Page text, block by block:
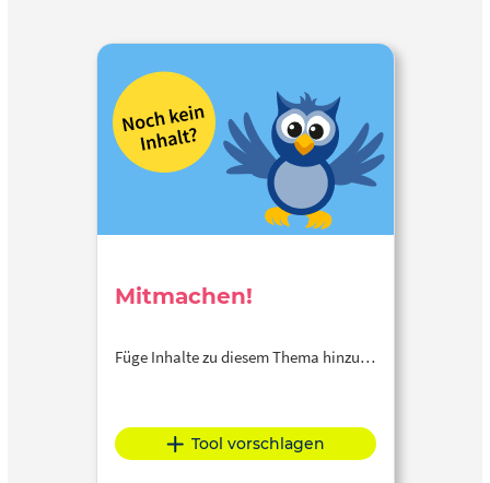
Mitmachen!
Füge Inhalte zu diesem Thema hinzu…
Tool vorschlagen